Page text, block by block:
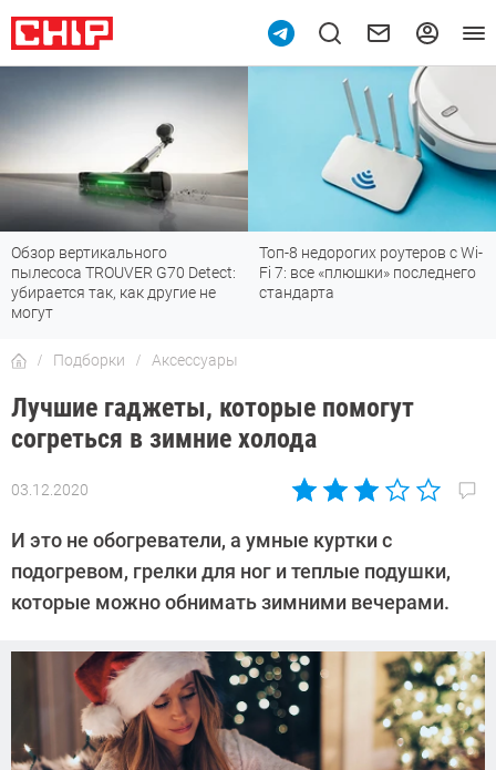
Топ-8 недорогих роутеров с Wi-
Fi 7: все «плюшки» последнего
стандарта
7 мессенджеров, которые
отлично работают в России
Подборки Аксессуары
Лучшие гаджеты, которые помогут
согреться в зимние холода
03.12.2020
Автор:
Дмитриева
И это не обогреватели, а умные куртки с
подогревом, грелки для ног и теплые подушки,
которые можно обнимать зимними вечерами.